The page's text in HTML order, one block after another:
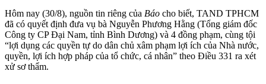
Hôm nay (30/8), nguồn tin riêng của Báo cho biết, TAND TPHCM
đã có quyết định đưa vụ bà Nguyễn Phương Hằng (Tổng giám đốc
Công ty CP Đại Nam, tỉnh Bình Dương) và 4 đồng phạm, cùng tội
“lợi dụng các quyền tự do dân chủ xâm phạm lợi ích của Nhà nước,
quyền, lợi ích hợp pháp của tổ chức, cá nhân” theo Điều 331 ra xét
xử sơ thẩm.